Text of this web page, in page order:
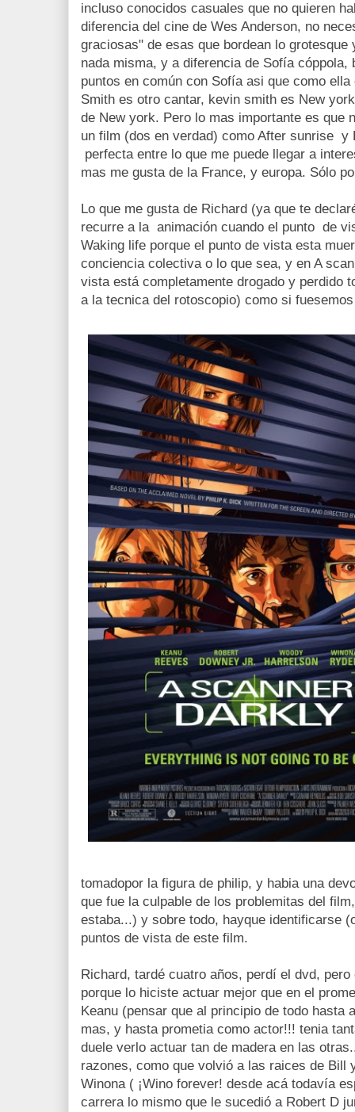
incluso conocidos casuales que no quieren
diferencia del cine de Wes Anderson, no
graciosas" de esas que bordean lo
nada misma, y a diferencia de Sofía cóppola,
puntos en común con Sofía asi que como
Smith es otro cantar, kevin smith es New
de New york. Pero lo mas importante es que
un film (dos en verdad) como After sunrise y
perfecta entre lo que me puede llegar a
mas me gusta de la France, y europa. Sólo
Lo que me gusta de Richard (ya que te
recurre a la animación cuando el punto de
Waking life porque el punto de vista esta
conciencia colectiva o lo que sea, y en A
vista está completamente drogado y perdido
a la tecnica del rotoscopio) como si
tomadopor la figura de philip, y habia una
que fue la culpable de los problemitas del
estaba...) y sobre todo, hayque identificarse
puntos de vista de este film.
Richard, tardé cuatro años, perdí el dvd,
porque lo hiciste actuar mejor que en el
Keanu (pensar que al principio de todo hasta
mas, y hasta prometia como actor!!! tenia
duele verlo actuar tan de madera en las
razones, como que volvió a las raices de Bill
Winona ( ¡Wino forever! desde acá todavía
carrera lo mismo que le sucedió a Robert D